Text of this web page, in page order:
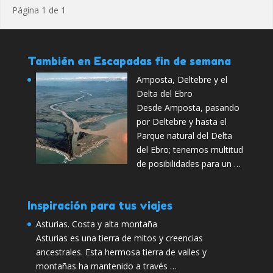
Página 1 de 1
También en Escapadas fin de semana
Amposta, Deltebre y el
Delta del Ebro
Desde Amposta, pasando
por Deltebre y hasta el
Parque natural del Delta
del Ebro; tenemos multitud
de posibilidades para un …
Inspiración para tus viajes
Asturias. Costa y alta montaña
Asturias es una tierra de mitos y creencias
ancestrales. Esta hermosa tierra de valles y
montañas ha mantenido a través …